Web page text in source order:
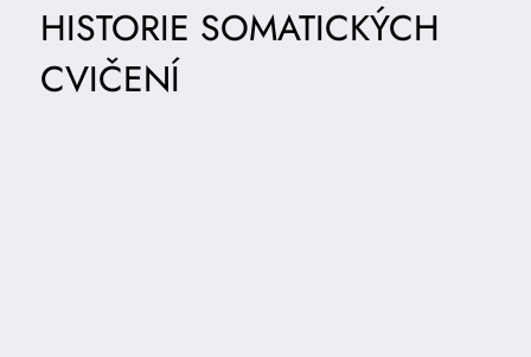
HISTORIE SOMATICKÝCH
CVIČENÍ